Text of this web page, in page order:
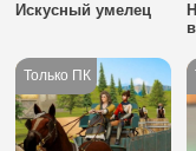
Искусный умелец